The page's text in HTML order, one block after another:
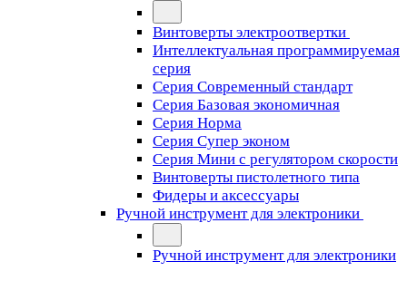
Винтоверты электроотвертки
Интеллектуальная программируемая
серия
Серия Современный стандарт
Серия Базовая экономичная
Серия Норма
Серия Cупер эконом
Серия Мини с регулятором скорости
Винтоверты пистолетного типа
Фидеры и аксессуары
Ручной инструмент для электроники
Ручной инструмент для электроники